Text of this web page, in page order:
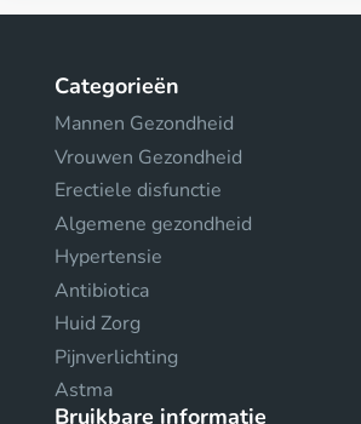
Categorieën
Mannen Gezondheid
Vrouwen Gezondheid
Erectiele disfunctie
Algemene gezondheid
Hypertensie
Antibiotica
Huid Zorg
Pijnverlichting
Astma
Bruikbare informatie